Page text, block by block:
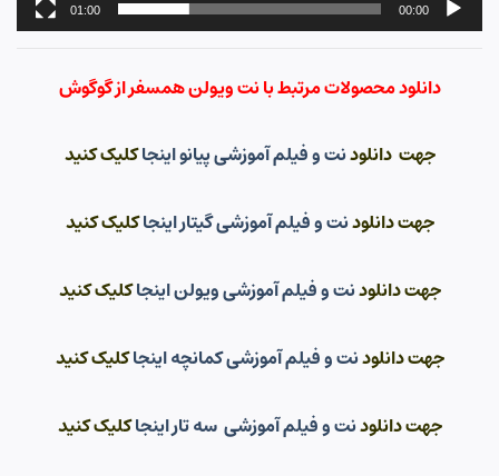
00:00
01:00
دانلود محصولات مرتبط با نت ویولن همسفر از گوگوش
جهت دانلودنت و فیلم آموزشی پیانو اینجاکلیک کنید
جهت دانلودنت و فیلم آموزشی گیتار اینجاکلیک کنید
جهت دانلودنت و فیلم آموزشی ویولن اینجاکلیک کنید
جهت دانلودنت و فیلم آموزشی کمانچه اینجاکلیک کنید
جهت دانلودنت و فیلم آموزشی سه تار اینجاکلیک کنید